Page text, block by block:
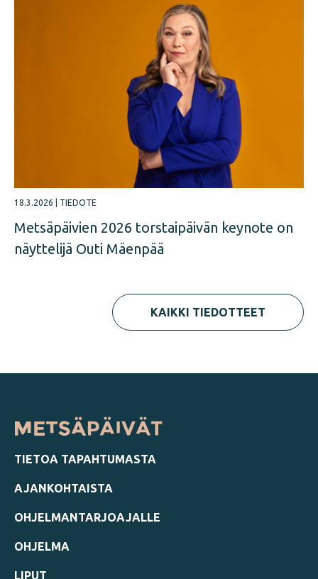
18.3.2026 TIEDOTE
Metsäpäivien 2026 torstaipäivän keynote on
näyttelijä Outi Mäenpää
KAIKKI TIEDOTTEET
TIETOA TAPAHTUMASTA
AJANKOHTAISTA
OHJELMANTARJOAJALLE
OHJELMA
LIPUT